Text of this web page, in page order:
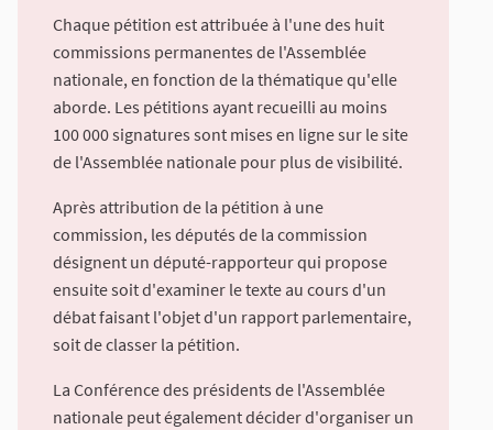
Chaque pétition est attribuée à l'une des huit
commissions permanentes de l'Assemblée
nationale, en fonction de la thématique qu'elle
aborde. Les pétitions ayant recueilli au moins
100 000 signatures sont mises en ligne sur le site
de l'Assemblée nationale pour plus de visibilité.
Après attribution de la pétition à une
commission, les députés de la commission
désignent un député-rapporteur qui propose
ensuite soit d'examiner le texte au cours d'un
débat faisant l'objet d'un rapport parlementaire,
soit de classer la pétition.
La Conférence des présidents de l'Assemblée
nationale peut également décider d'organiser un